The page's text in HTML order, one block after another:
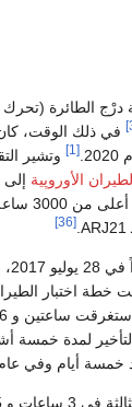
الطائرة (تحرك
[1]
وتشير
الأوروپية
ساعة
[36]
خطة اختبار
لمدة خمسة أشهر
أيام وفي عام 2015